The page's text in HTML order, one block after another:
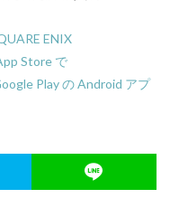
ENIX
Store で
Play の Android アプ